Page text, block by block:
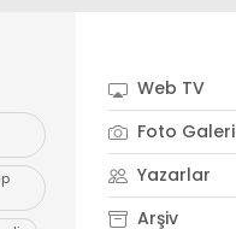
Web TV
Foto Galeri
Yazarlar
Arşiv